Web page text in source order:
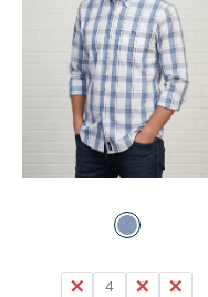
3 4 5 6